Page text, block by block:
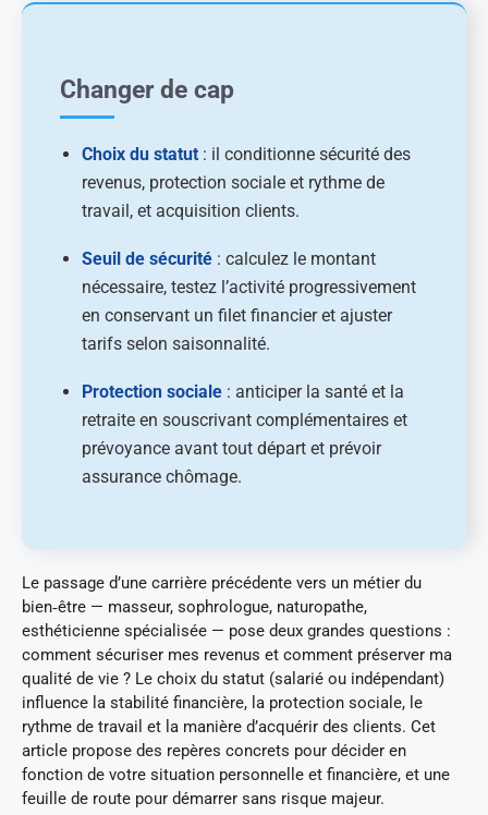
Changer de cap
Choix du statut : il conditionne sécurité des
revenus, protection sociale et rythme de
travail, et acquisition clients.
Seuil de sécurité : calculez le montant
nécessaire, testez l’activité progressivement
en conservant un filet financier et ajuster
tarifs selon saisonnalité.
Protection sociale : anticiper la santé et la
retraite en souscrivant complémentaires et
prévoyance avant tout départ et prévoir
assurance chômage.
Le passage d’une carrière précédente vers un métier du
bien‑être — masseur, sophrologue, naturopathe,
esthéticienne spécialisée — pose deux grandes questions :
comment sécuriser mes revenus et comment préserver ma
qualité de vie ? Le choix du statut (salarié ou indépendant)
influence la stabilité financière, la protection sociale, le
rythme de travail et la manière d’acquérir des clients. Cet
article propose des repères concrets pour décider en
fonction de votre situation personnelle et financière, et une
feuille de route pour démarrer sans risque majeur.